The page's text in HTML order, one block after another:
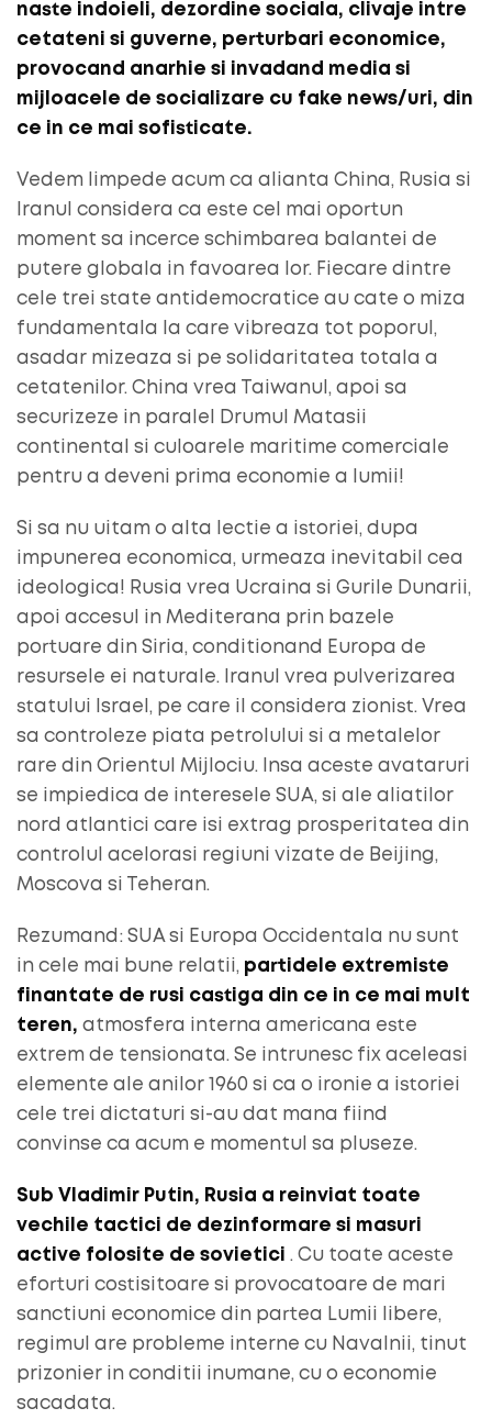
naste indoieli, dezordine sociala, clivaje intre
cetateni si guverne, perturbari economice,
provocand anarhie si invadand media si
mijloacele de socializare cu fake news/uri, din
ce in ce mai sofisticate.
Vedem limpede acum ca alianta China, Rusia si
Iranul considera ca este cel mai oportun
moment sa incerce schimbarea balantei de
putere globala in favoarea lor. Fiecare dintre
cele trei state antidemocratice au cate o miza
fundamentala la care vibreaza tot poporul,
asadar mizeaza si pe solidaritatea totala a
cetatenilor. China vrea Taiwanul, apoi sa
securizeze in paralel Drumul Matasii
continental si culoarele maritime comerciale
pentru a deveni prima economie a lumii!
Si sa nu uitam o alta lectie a istoriei, dupa
impunerea economica, urmeaza inevitabil cea
ideologica! Rusia vrea Ucraina si Gurile Dunarii,
apoi accesul in Mediterana prin bazele
portuare din Siria, conditionand Europa de
resursele ei naturale. Iranul vrea pulverizarea
statului Israel, pe care il considera zionist. Vrea
sa controleze piata petrolului si a metalelor
rare din Orientul Mijlociu. Insa aceste avataruri
se impiedica de interesele SUA, si ale aliatilor
nord atlantici care isi extrag prosperitatea din
controlul acelorasi regiuni vizate de Beijing,
Moscova si Teheran.
Rezumand: SUA si Europa Occidentala nu sunt
in cele mai bune relatii, partidele extremiste
finantate de rusi castiga din ce in ce mai mult
teren, atmosfera interna americana este
extrem de tensionata. Se intrunesc fix aceleasi
elemente ale anilor 1960 si ca o ironie a istoriei
cele trei dictaturi si-au dat mana fiind
convinse ca acum e momentul sa pluseze.
Sub Vladimir Putin, Rusia a reinviat toate
vechile tactici de dezinformare si masuri
active folosite de sovietici . Cu toate aceste
eforturi costisitoare si provocatoare de mari
sanctiuni economice din partea Lumii libere,
regimul are probleme interne cu Navalnii, tinut
prizonier in conditii inumane, cu o economie
sacadata.